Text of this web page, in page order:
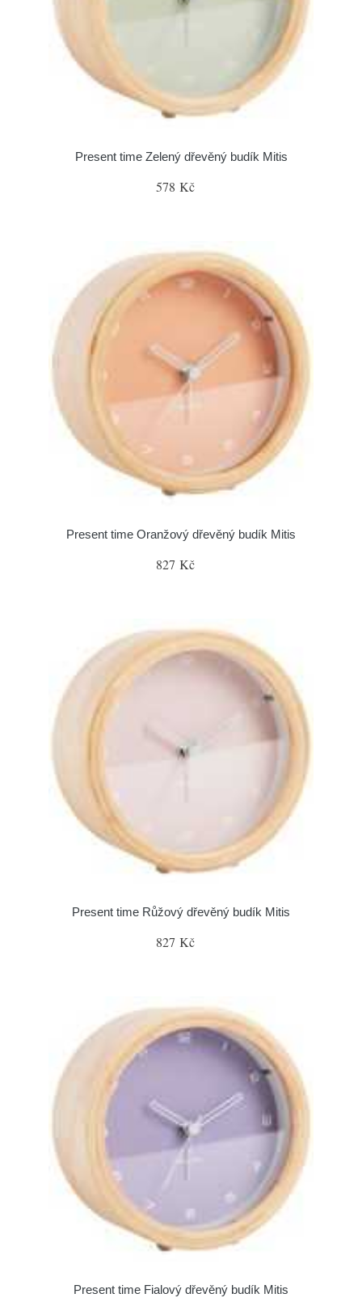
Present time Zelený dřevěný budík Mitis
578 Kč
Present time Oranžový dřevěný budík Mitis
827 Kč
Present time Růžový dřevěný budík Mitis
827 Kč
Present time Fialový dřevěný budík Mitis